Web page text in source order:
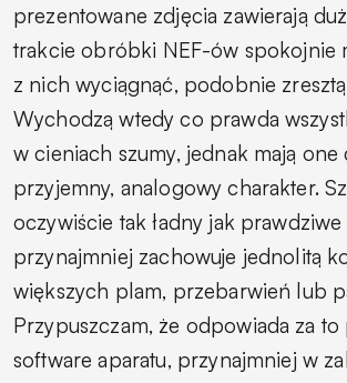
prezentowane zdjęcia zawierają
trakcie obróbki NEF-ów spokojnie
z nich wyciągnąć, podobnie zresztą
Wychodzą wtedy co prawda
w cieniach szumy, jednak mają one
przyjemny, analogowy charakter.
oczywiście tak ładny jak prawdziwe
przynajmniej zachowuje jednolitą
większych plam, przebarwień lub
Przypuszczam, że odpowiada za
software aparatu, przynajmniej w